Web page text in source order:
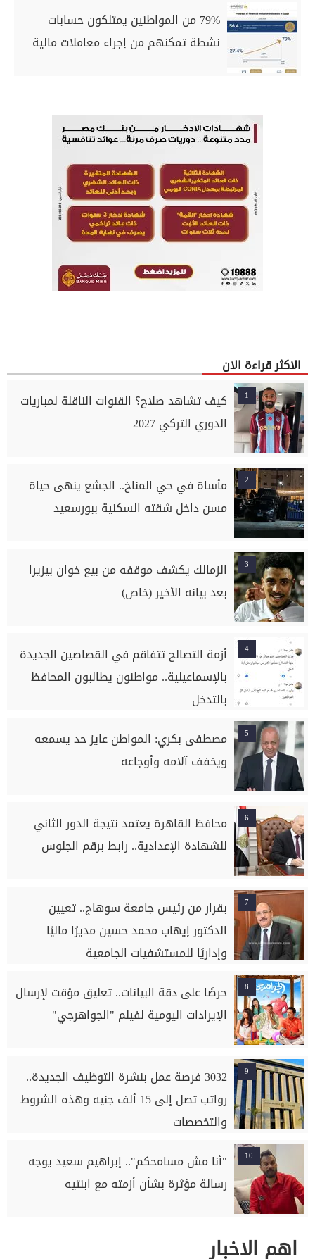
79% من المواطنين يمتلكون حسابات
نشطة تمكنهم من إجراء معاملات مالية
الاكثر قراءة الان
1
كيف تشاهد صلاح؟ القنوات الناقلة لمباريات
الدوري التركي 2027
2
مأساة في حي المناخ.. الجشع ينهى حياة
مسن داخل شقته السكنية ببورسعيد
3
الزمالك يكشف موقفه من بيع خوان بيزيرا
بعد بيانه الأخير (خاص)
4
أزمة التصالح تتفاقم في القصاصين الجديدة
بالإسماعيلية.. مواطنون يطالبون المحافظ
بالتدخل
5
مصطفى بكري: المواطن عايز حد يسمعه
ويخفف آلامه وأوجاعه
6
محافظ القاهرة يعتمد نتيجة الدور الثاني
للشهادة الإعدادية.. رابط برقم الجلوس
7
بقرار من رئيس جامعة سوهاج.. تعيين
الدكتور إيهاب محمد حسين مديرًا ماليًا
وإداريًا للمستشفيات الجامعية
8
حرصًا على دقة البيانات.. تعليق مؤقت لإرسال
الإيرادات اليومية لفيلم "الجواهرجي"
9
3032 فرصة عمل بنشرة التوظيف الجديدة..
رواتب تصل إلى 15 ألف جنيه وهذه الشروط
والتخصصات
10
"أنا مش مسامحكم".. إبراهيم سعيد يوجه
رسالة مؤثرة بشأن أزمته مع ابنتيه
اهم الاخبار